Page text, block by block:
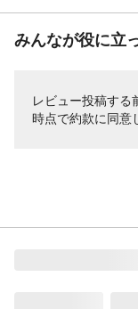
みんなが役に立
レビュー投稿する
時点で約款に同意